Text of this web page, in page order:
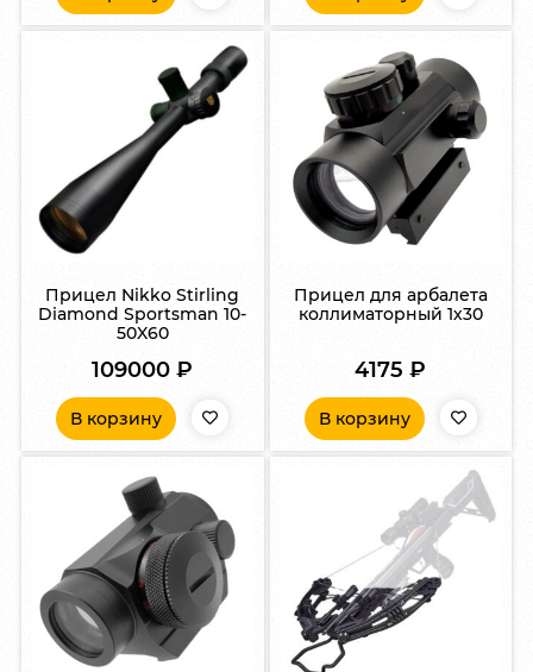
Прицел Nikko Stirling
Diamond Sportsman 10-
50X60
109000₽
В корзину
Прицел для арбалета
коллиматорный 1х30
4175₽
В корзину